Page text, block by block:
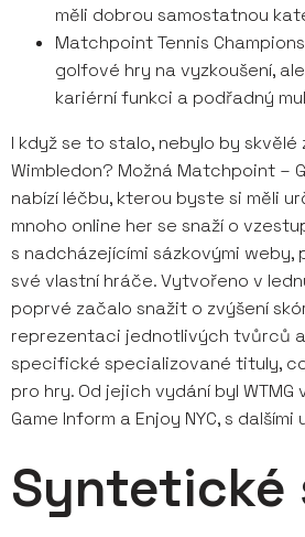
měli dobrou samostatnou
Matchpoint Tennis
golfové hry na vyzkoušení,
kariérní funkci a podřadný
I když se to stalo, nebylo by
Wimbledon? Možná Matchpoint –
nabízí léčbu, kterou byste si měli
mnoho online her se snaží o
s nadcházejícími sázkovými weby,
své vlastní hráče. Vytvořeno v
poprvé začalo snažit o zvýšení
reprezentaci jednotlivých tvůrců
specifické specializované tituly,
pro hry. Od jejich vydání byl WTMG
Game Inform a Enjoy NYC, s
Syntetické